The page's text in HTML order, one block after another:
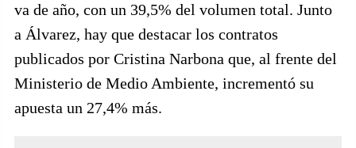
va de año, con un 39,5% del volumen total. Junto
a Álvarez, hay que destacar los contratos
publicados por Cristina Narbona que, al frente del
Ministerio de Medio Ambiente, incrementó su
apuesta un 27,4% más.